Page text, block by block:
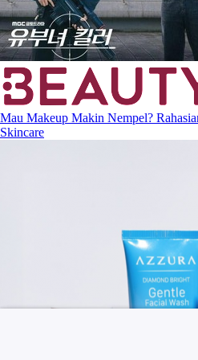
Mau Makeup Makin Nempel?
Skincare